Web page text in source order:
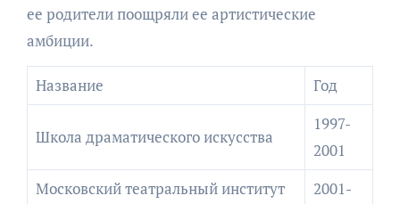
ее родители поощряли ее артистические
амбиции.
Название Год
Школа драматического искусства
1997-
2001
Московский театральный институт
2001-